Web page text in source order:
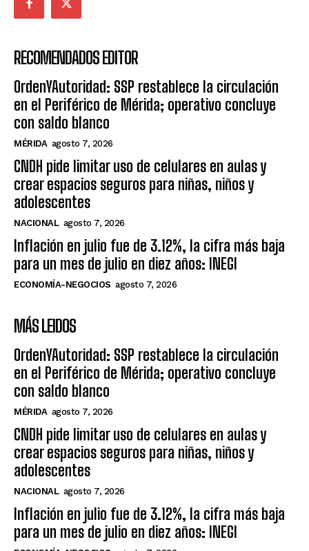
RECOMENDADOS EDITOR
OrdenYAutoridad: SSP restablece la circulación
en el Periférico de Mérida; operativo concluye
con saldo blanco
MÉRIDA agosto 7, 2026
CNDH pide limitar uso de celulares en aulas y
crear espacios seguros para niñas, niños y
adolescentes
NACIONAL agosto 7, 2026
Inflación en julio fue de 3.12%, la cifra más baja
para un mes de julio en diez años: INEGI
ECONOMÍA-NEGOCIOS agosto 7, 2026
MÁS LEIDOS
OrdenYAutoridad: SSP restablece la circulación
en el Periférico de Mérida; operativo concluye
con saldo blanco
MÉRIDA agosto 7, 2026
CNDH pide limitar uso de celulares en aulas y
crear espacios seguros para niñas, niños y
adolescentes
NACIONAL agosto 7, 2026
Inflación en julio fue de 3.12%, la cifra más baja
para un mes de julio en diez años: INEGI